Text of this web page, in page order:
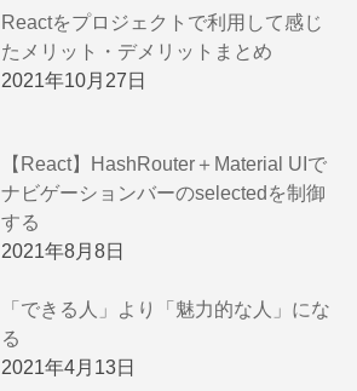
Reactをプロジェクトで利用して感じ
たメリット・デメリットまとめ
2021年10月27日
【React】HashRouter＋Material UIで
ナビゲーションバーのselectedを制御
する
2021年8月8日
「できる人」より「魅力的な人」にな
る
2021年4月13日